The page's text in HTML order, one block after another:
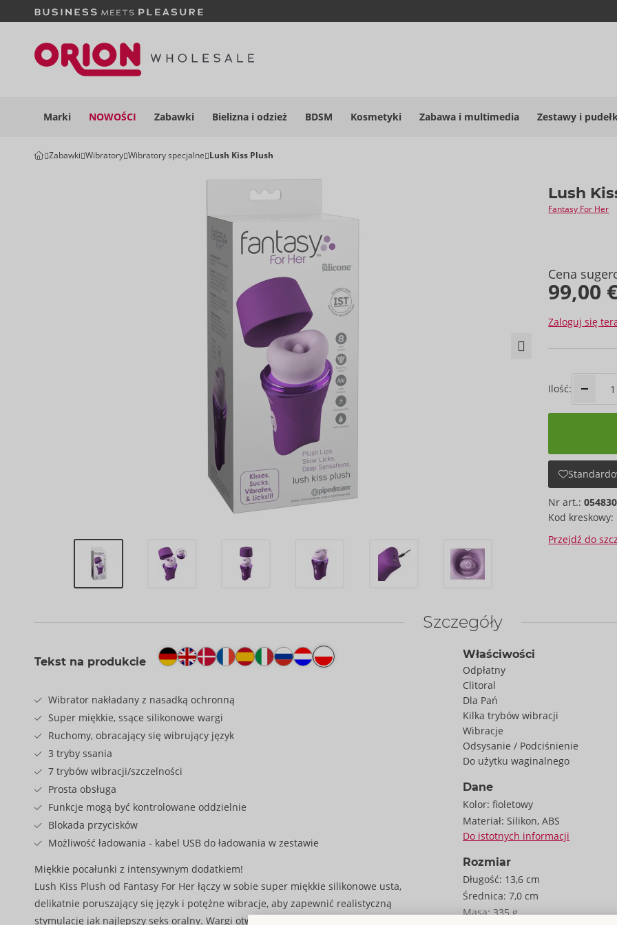
Marki NOWOŚCI Zabawki Bielizna i odzież BDSM Kosmetyki Zabawa i multimedia Zestawy i
Zabawki Wibratory Wibratory specjalne Lush Kiss Plush
Lush
Fantasy For Her
Cena
99,00
Zaloguj się
Ilość:
Nr art.:
Kod kreskowy:
Przejdź do
Szczegóły
Tekst na produkcie
Wibrator nakładany z nasadką ochronną
Super miękkie, ssące silikonowe wargi
Ruchomy, obracający się wibrujący język
3 tryby ssania
7 trybów wibracji/szczelności
Prosta obsługa
Funkcje mogą być kontrolowane oddzielnie
Blokada przycisków
Możliwość ładowania - kabel USB do ładowania w zestawie
Miękkie pocałunki z intensywnym dodatkiem!
Lush Kiss Plush od Fantasy For Her łączy w sobie super miękkie silikonowe usta,
delikatnie poruszający się język i potężne wibracje, aby zapewnić realistyczną
stymulację jak najlepszy seks oralny. Wargi otwierają się i zamykają w rytmicznych
Właściwości
Odpłatny
Clitoral
Dla Pań
Kilka trybów wibracji
Wibracje
Odsysanie / Podciśnienie
Do użytku waginalnego
Dane
Kolor: fioletowy
Materiał: Silikon, ABS
Do istotnych informacji
Rozmiar
Długość: 13,6 cm
Średnica: 7,0 cm
Masa: 335 g